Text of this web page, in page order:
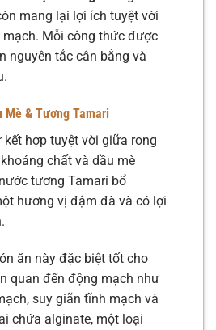
mang lại lợi ích tuyệt vời
Mỗi công thức được
nguyên tắc cân bằng và
Mè & Tương Tamari
hợp tuyệt vời giữa rong
chất và dầu mè
tương Tamari bổ
hương vị đậm đà và có lợi
ăn này đặc biệt tốt cho
quan đến động mạch như
suy giãn tĩnh mạch và
chứa alginate, một loại